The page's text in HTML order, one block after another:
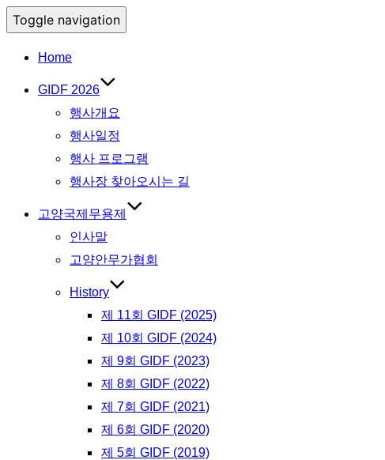
Toggle navigation
Home
GIDF 2026
행사개요
행사일정
행사 프로그램
행사장 찾아오시는 길
고양국제무용제
인사말
고양안무가협회
History
제 11회 GIDF (2025)
제 10회 GIDF (2024)
제 9회 GIDF (2023)
제 8회 GIDF (2022)
제 7회 GIDF (2021)
제 6회 GIDF (2020)
제 5회 GIDF (2019)